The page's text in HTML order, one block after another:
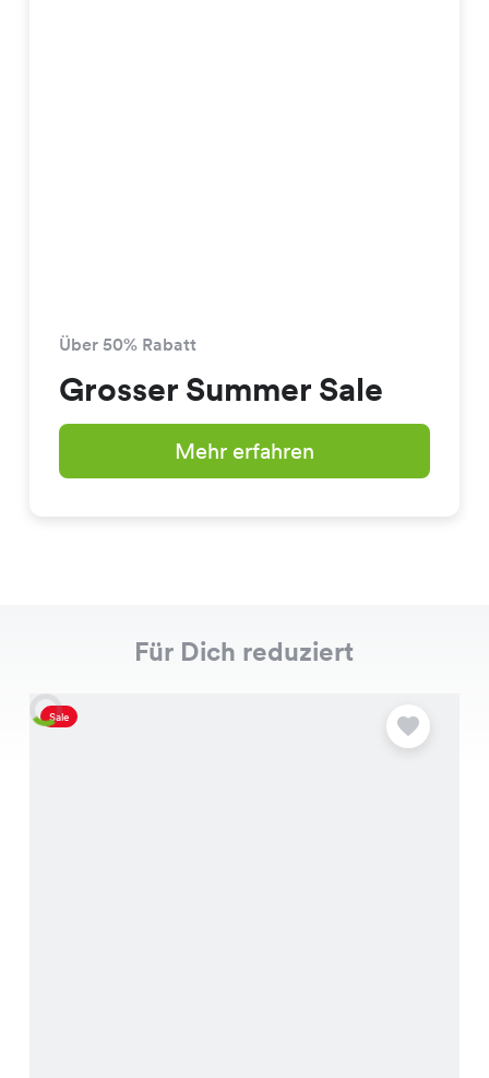
Über 50% Rabatt
Grosser Summer Sale
Mehr erfahren
Für Dich reduziert
Sale